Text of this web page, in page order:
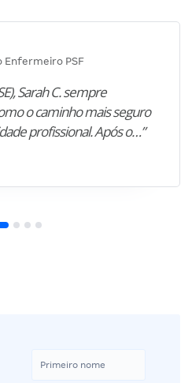
Enfermeiro PSF
Sarah C. sempre
o caminho mais seguro
profissional. Após o…”